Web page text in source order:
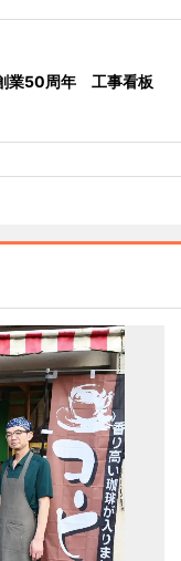
業50周年 工事看板